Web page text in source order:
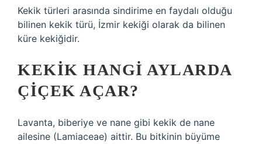
Kekik türleri arasında sindirime en faydalı olduğu
bilinen kekik türü, İzmir kekiği olarak da bilinen
küre kekiğidir.
KEKIK HANGI AYLARDA
ÇIÇEK AÇAR?
Lavanta, biberiye ve nane gibi kekik de nane
ailesine (Lamiaceae) aittir. Bu bitkinin büyüme